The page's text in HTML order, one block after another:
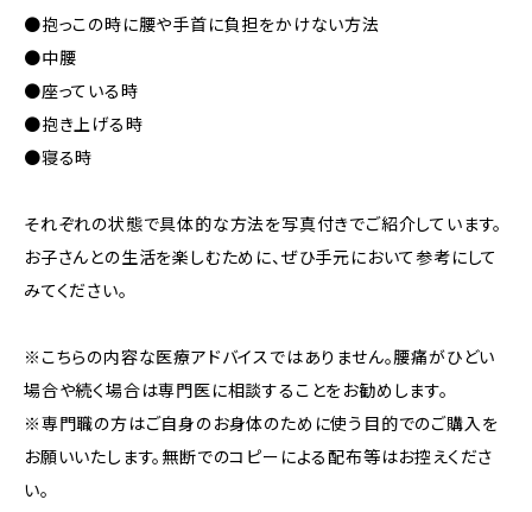
●抱っこの時に腰や手首に負担をかけない方法
●中腰
●座っている時
●抱き上げる時
●寝る時
それぞれの状態で具体的な方法を写真付きでご紹介しています。
お子さんとの生活を楽しむために、ぜひ手元において参考にして
みてください。
※こちらの内容な医療アドバイスではありません。腰痛がひどい
場合や続く場合は専門医に相談することをお勧めします。
※専門職の方はご自身のお身体のために使う目的でのご購入を
お願いいたします。無断でのコピーによる配布等はお控えくださ
い。